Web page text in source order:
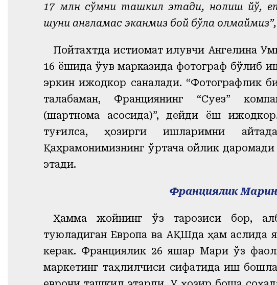
17 млн сўмни ташкил этади, нолиш йўқ,
шуни англамас эканмиз бой бўла олмаймиз”,
Пойтахтда истиқомат қилувчи Ангелина
16 ёшида ўқув марказида фотограф бўлиб
эркин ижодкор саналади. “Фотографлик
талабаман, Франциянинг “Суез”
(шартнома асосида)”, дейди ёш
туғилса, ҳозирги ишларимни
Қаҳрамонимизнинг ўртача ойлик
этади.
Франциялик
Ҳамма жойнинг ўз тарозиси бор,
туюладиган Европа ва АҚШда ҳам аслида
керак. Франциялик 26 яшар Мари ўз
маркетинг таҳлилчиси сифатида иш